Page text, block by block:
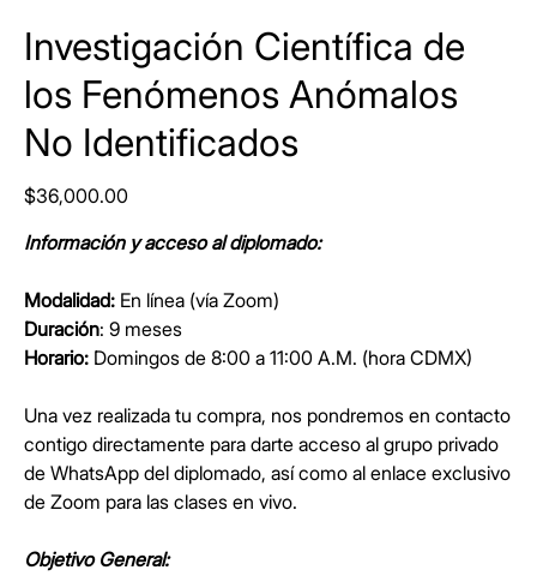
Investigación Científica de
los Fenómenos Anómalos
No Identificados
Precio
$36,000.00
Información y acceso al diplomado:
Modalidad: En línea (vía Zoom)
Duración: 9 meses
Horario: Domingos de 8:00 a 11:00 A.M. (hora CDMX)
Una vez realizada tu compra, nos pondremos en contacto
contigo directamente para darte acceso al grupo privado
de WhatsApp del diplomado, así como al enlace exclusivo
de Zoom para las clases en vivo.
Objetivo General: